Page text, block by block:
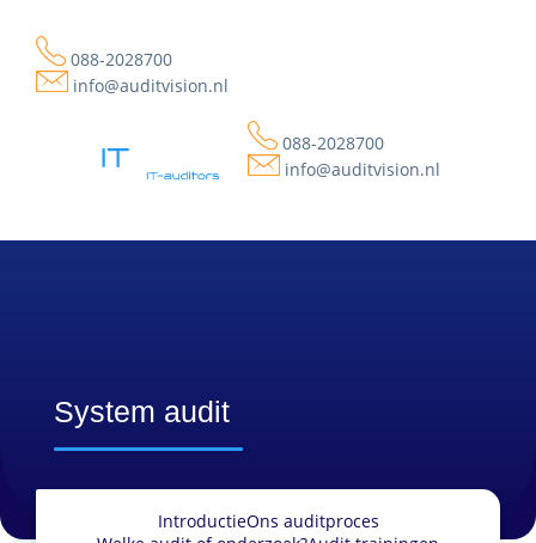
088-2028700
info@auditvision.nl
088-2028700
info@auditvision.nl
System audit
IntroductieOns auditproces